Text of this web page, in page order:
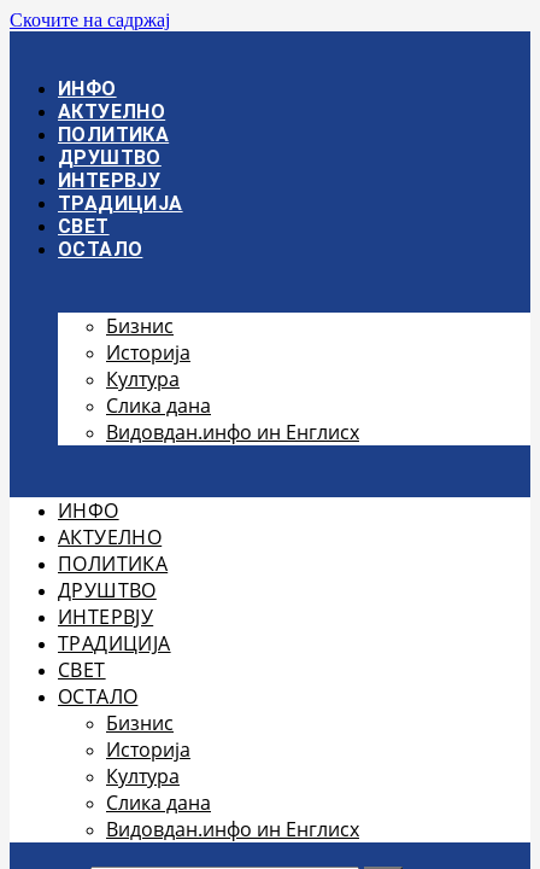
Скочите на садржај
ИНФО
АКТУЕЛНО
ПОЛИТИКА
ДРУШТВО
ИНТЕРВЈУ
ТРАДИЦИЈА
СВЕТ
ОСТАЛО
Бизнис
Историја
Култура
Слика дана
Видовдан.инфо ин Енглисх
ИНФО
АКТУЕЛНО
ПОЛИТИКА
ДРУШТВО
ИНТЕРВЈУ
ТРАДИЦИЈА
СВЕТ
ОСТАЛО
Бизнис
Историја
Култура
Слика дана
Видовдан.инфо ин Енглисх